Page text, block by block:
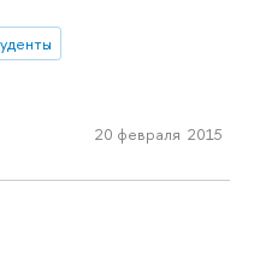
20 февраля 2015